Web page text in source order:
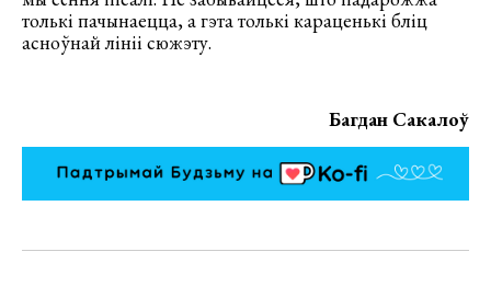
толькі пачынаецца, а гэта толькі караценькі бліц
асноўнай лініі сюжэту.
Багдан Сакалоў